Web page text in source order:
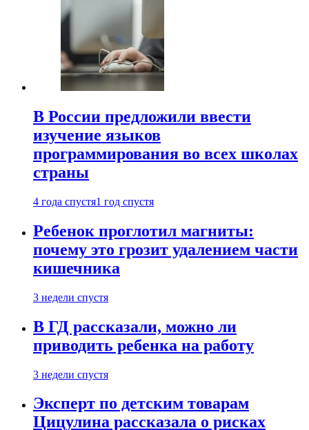
В России предложили ввести
изучение языков
программирования во всех школах
страны
4 года спустя1 год спустя
Ребенок проглотил магниты:
почему это грозит удалением части
кишечника
3 недели спустя
В ГД рассказали, можно ли
приводить ребенка на работу
3 недели спустя
Эксперт по детским товарам
Цицулина рассказала о рисках